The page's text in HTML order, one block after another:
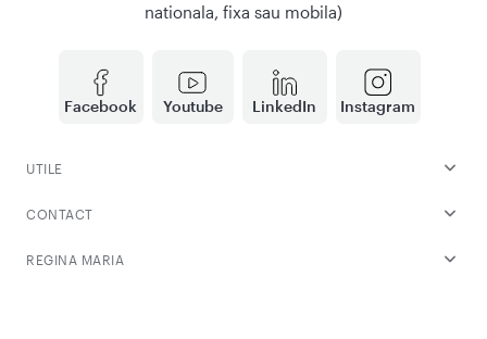
Facebook Youtube LinkedIn Instagram
nationala, fixa sau mobila)
UTILE
CONTACT
REGINA MARIA